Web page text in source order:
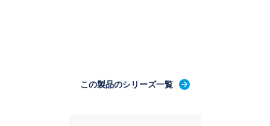
この製品のシリーズ一覧